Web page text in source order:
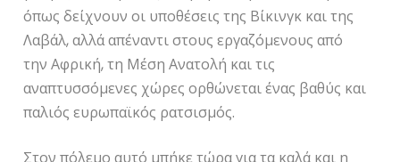
όπως δείχνουν οι υποθέσεις της Βίκινγκ και της
Λαβάλ, αλλά απέναντι στους εργαζόμενους από
την Αφρική, τη Μέση Ανατολή και τις
αναπτυσσόμενες χώρες ορθώνεται ένας βαθύς και
παλιός ευρωπαϊκός ρατσισμός.
Στον πόλεμο αυτό μπήκε τώρα για τα καλά και η